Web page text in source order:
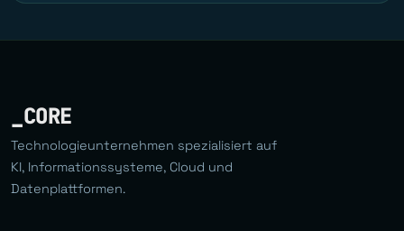
_CORE
Technologieunternehmen spezialisiert auf
KI, Informationssysteme, Cloud und
Datenplattformen.